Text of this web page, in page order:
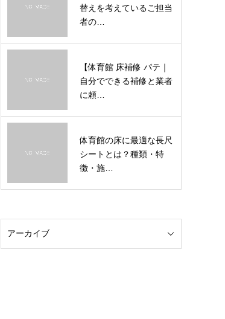
替えを考えているご担当
者の…
【体育館 床補修 パテ｜
自分でできる補修と業者
に頼…
体育館の床に最適な長尺
シートとは？種類・特
徴・施…